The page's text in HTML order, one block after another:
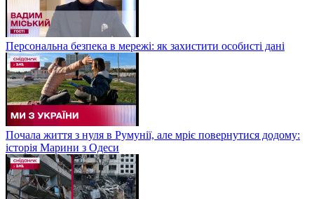
Персональна безпека в мережі: як захистити особисті дані
Почала життя з нуля в Румунії, але мріє повернутися додому:
історія Марини з Одеси